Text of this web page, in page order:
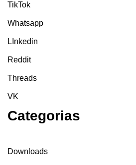
TikTok
Whatsapp
LInkedin
Reddit
Threads
VK
Categorias
Downloads